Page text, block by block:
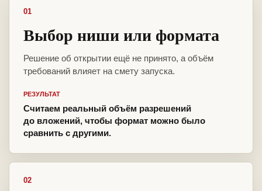
01
Выбор ниши или формата
Решение об открытии ещё не принято, а объём
требований влияет на смету запуска.
РЕЗУЛЬТАТ
Считаем реальный объём разрешений
до вложений, чтобы формат можно было
сравнить с другими.
02